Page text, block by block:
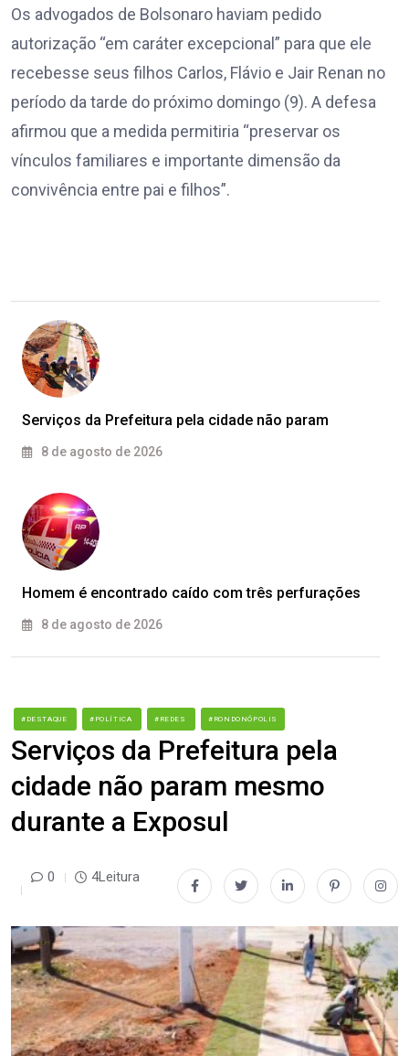
Os advogados de Bolsonaro haviam pedido
autorização “em caráter excepcional” para que ele
recebesse seus filhos Carlos, Flávio e Jair Renan no
período da tarde do próximo domingo (9). A defesa
afirmou que a medida permitiria “preservar os
vínculos familiares e importante dimensão da
convivência entre pai e filhos”.
Serviços da Prefeitura pela cidade não param
8 de agosto de 2026
Homem é encontrado caído com três perfurações
8 de agosto de 2026
#DESTAQUE #POLÍTICA #REDES #RONDONÓPOLIS
Serviços da Prefeitura pela
cidade não param mesmo
durante a Exposul
0 4Leitura